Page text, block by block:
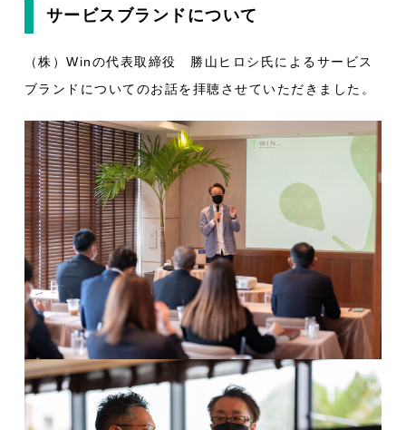
サービスブランドについて
（株）Winの代表取締役 勝山ヒロシ氏によるサービス
ブランドについてのお話を拝聴させていただきました。